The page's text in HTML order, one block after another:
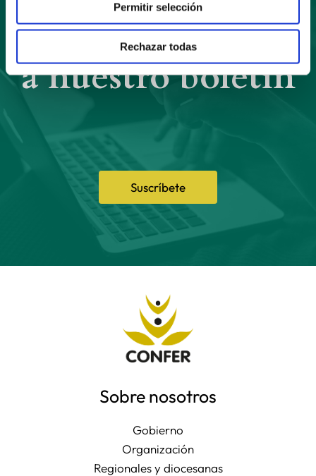
Permitir selección
Rechazar todas
Suscríbete
Suscríbete
a nuestro boletín
Sobre nosotros
Gobierno
Organización
Regionales y diocesanas